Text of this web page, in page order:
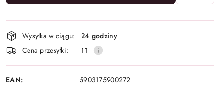
Dostępność
i
dostawa
Wysyłka w ciągu:
24 godziny
Cena przesyłki:
11
EAN: 5903175900272